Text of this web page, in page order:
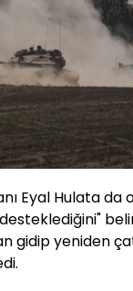
Eyal Hulata da
gidip yeniden